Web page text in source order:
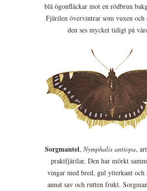
blå ögonfläckar mot en rödbrun
Fjärilen övervintrar som vuxen och
den ses mycket tidigt på
Sorgmantel, Nymphalis antiopa,
praktfjärilar. Den har mörkt
vingar med bred, gul ytterkant och
annat sav och rutten frukt.